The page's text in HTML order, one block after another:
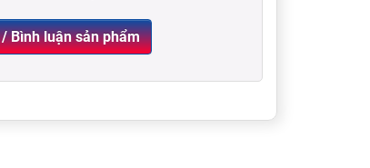
Viết Đánh giá / Bình luận sản phẩm